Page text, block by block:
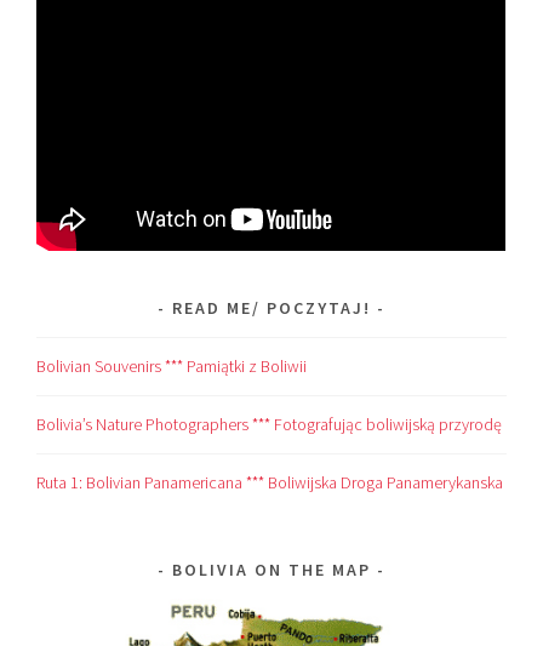
READ ME/ POCZYTAJ!
Bolivian Souvenirs *** Pamiątki z Boliwii
Bolivia’s Nature Photographers *** Fotografując boliwijską przyrodę
Ruta 1: Bolivian Panamericana *** Boliwijska Droga Panamerykanska
BOLIVIA ON THE MAP